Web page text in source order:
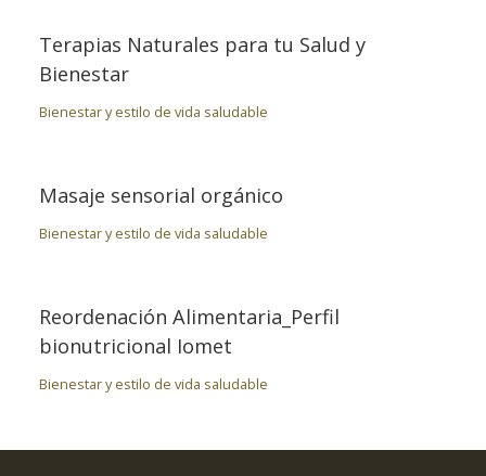
Terapias Naturales para tu Salud y
Bienestar
Bienestar y estilo de vida saludable
Masaje sensorial orgánico
Bienestar y estilo de vida saludable
Reordenación Alimentaria_Perfil
bionutricional Iomet
Bienestar y estilo de vida saludable